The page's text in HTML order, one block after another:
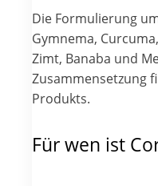
Die Formulierung
Gymnema,
Zimt, Banaba und
Zusammensetzung
Produkts.
Für wen ist